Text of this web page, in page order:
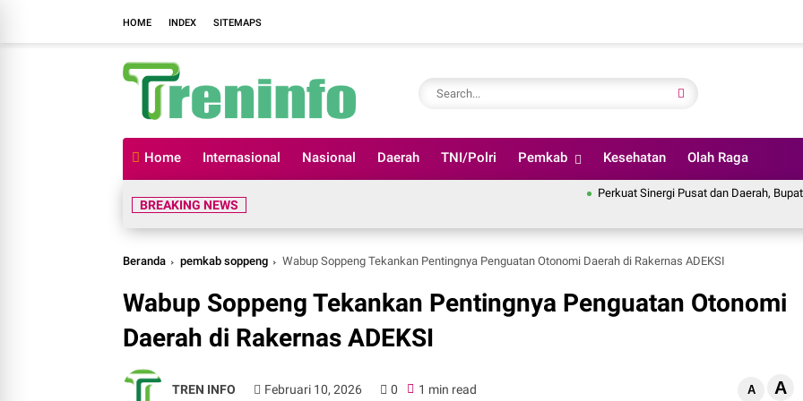
HOME INDEX SITEMAPS
Home Internasional Nasional Daerah TNI/Polri Pemkab Kesehatan Olah Raga
BREAKING NEWS
Perkuat Sinergi Pusat dan Daerah, Bupati
Beranda pemkab soppeng Wabup Soppeng Tekankan Pentingnya Penguatan Otonomi Daerah di Rakernas ADEKSI
Wabup Soppeng Tekankan Pentingnya Penguatan Otonomi
Daerah di Rakernas ADEKSI
TREN INFO Februari 10, 2026 0 1 min read A A